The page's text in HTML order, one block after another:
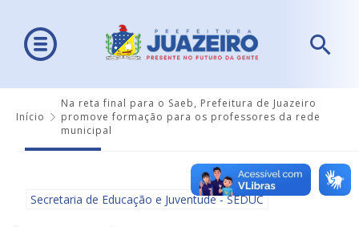
Início
Na reta final para o Saeb, Prefeitura de Juazeiro
promove formação para os professores da rede
municipal
Secretaria de Educação e Juventude - SEDUC